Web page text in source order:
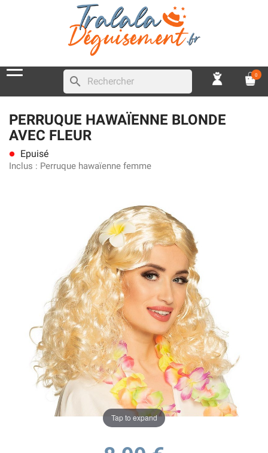
search 0
PERRUQUE HAWAÏENNE BLONDE
AVEC FLEUR
lens Epuisé
Inclus : Perruque hawaïenne femme
Tap to expand